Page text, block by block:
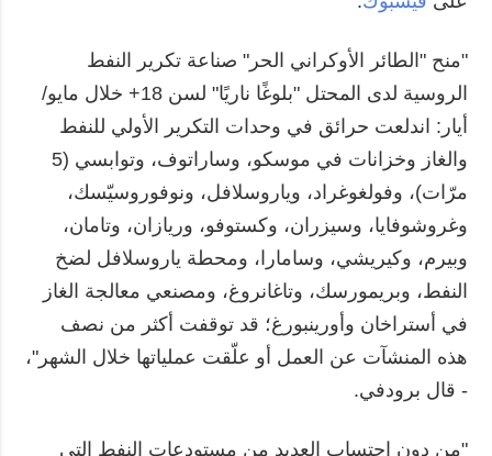
"منح "الطائر الأوكراني الحر" صناعة تكرير النفط
الروسية لدى المحتل "بلوغًا ناريًا" لسن 18+ خلال مايو/
أيار: اندلعت حرائق في وحدات التكرير الأولي للنفط
والغاز وخزانات في موسكو، وساراتوف، وتوابسي (5
مرّات)، وفولغوغراد، وياروسلافل، ونوفوروسيّسك،
وغروشوفايا، وسيزران، وكستوفو، وريازان، وتامان،
وبيرم، وكيريشي، وسامارا، ومحطة ياروسلافل لضخ
النفط، وبريمورسك، وتاغانروغ، ومصنعي معالجة الغاز
في أستراخان وأورينبورغ؛ قد توقفت أكثر من نصف
هذه المنشآت عن العمل أو علّقت عملياتها خلال الشهر"،
- قال برودفي.
"من دون احتساب العديد من مستودعات النفط التي